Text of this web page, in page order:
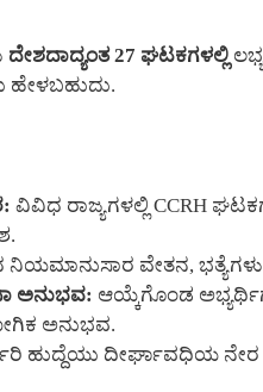
ದೇಶದಾದ್ಯಂತ 27 ಘಟಕಗಳಲ್ಲಿ
ಹೇಳಬಹುದು.
ವಿವಿಧ ರಾಜ್ಯಗಳಲ್ಲಿ CCRH
ನಿಯಮಾನುಸಾರ ವೇತನ, ಭತ್ಯೆಗಳು
ಅನುಭವ: ಆಯ್ಕೆಗೊಂಡ
ಅನುಭವ.
ಹುದ್ದೆಯು ದೀರ್ಘಾವಧಿಯ ನೇರ